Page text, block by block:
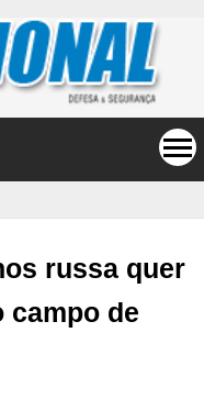
russa quer
campo de